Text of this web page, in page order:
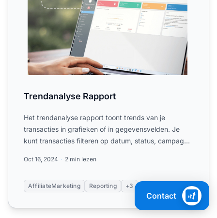
Trendanalyse Rapport
Het trendanalyse rapport toont trends van je
transacties in grafieken of in gegevensvelden. Je
kunt transacties filteren op datum, status, campagne
Oct 16, 2024 2 min lezen
AffiliateMarketing Reporting +3
Contact